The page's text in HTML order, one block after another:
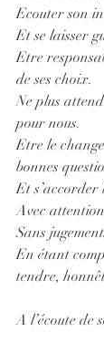
Ecouter son
Et se laisser
Etre
de ses choix.
Ne plus
pour nous.
Etre le
bonnes
Et s’accorder
Avec
Sans
En étant
tendre,
A l’écoute de